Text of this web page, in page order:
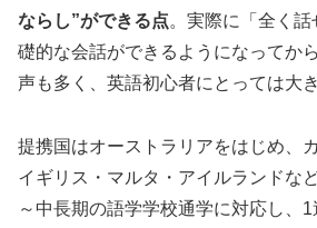
ならし”ができる点。実際に「全く
礎的な会話ができるようになってか
声も多く、英語初心者にとっては大
提携国はオーストラリアをはじめ、
イギリス・マルタ・アイルランドな
～中長期の語学学校通学に対応し、